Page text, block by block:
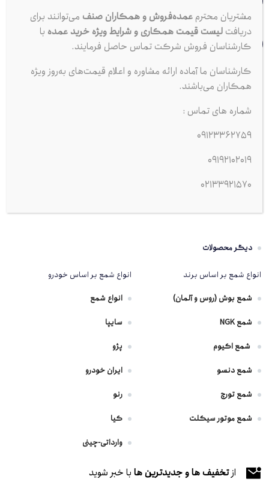
تهران، مترو ملت، خیابان ملت، نرسیده به خیابان جمهوری،
انتهای کوچه قدیم نوائی
مجموعه کبیر پخش از سال 1383
این مجموعه با هدف تأمین سریع، بی‌واسطه و مطمئن محصولات پرمصرف
خودرو، همچونشمع موتور، ضد یخ، اکتان بوستر، روغن ترمز و سایر
افزودنی‌های تخصصی خودرو
تأمین می‌کند.
دیگر محصولات
انواع شمع بر اساس برند
شمع بوش (روس و آلمان)
شمع NGK
شمع اکیوم
شمع دنسو
شمع تورچ
شمع موتور سیکلت
انواع شمع بر اساس خودرو
انواع شمع
سایپا
پژو
ایران خودرو
رنو
کیا
وارداتی-چینی
ازتخفیف ها و جدیدترین ها با خبر شوید
مشتریان محترمعمده‌فروش و همکاران صنف می‌توانند برای
دریافتلیست قیمت همکاری و شرایط ویژه خرید عمده با
کارشناسان فروش شرکت تماس حاصل فرمایند.
کارشناسان ما آماده ارائه مشاوره و اعلام قیمت‌های به‌روز ویژه
همکاران می‌باشند.
شماره های تماس :
09123362759
09192102019
02133921570